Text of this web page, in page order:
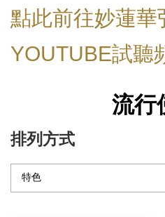
點此前往妙蓮華
YOUTUBE試聽
流行
排列方式